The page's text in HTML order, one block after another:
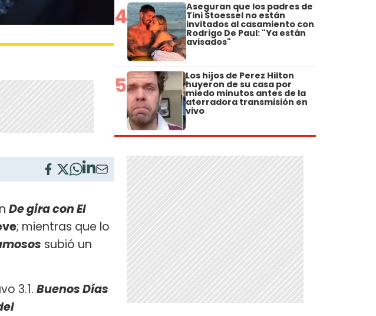
De gira con El
; mientras que lo
subió un
3.1. Buenos Días
4 Aseguran que los padres de
Tini Stoessel no están
invitados al casamiento con
Rodrigo De Paul: "Ya están
avisados"
5 Los hijos de Perez Hilton
huyeron de su casa por
miedo minutos antes de la
aterradora transmisión en
vivo